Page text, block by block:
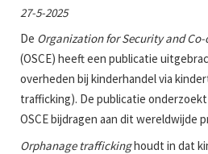
27-5-2025
De Organization for Security and
(OSCE) heeft een publicatie
overheden bij kinderhandel via
trafficking). De publicatie
OSCE bijdragen aan dit wereldwijde
Orphanage traffickinghoudt in dat